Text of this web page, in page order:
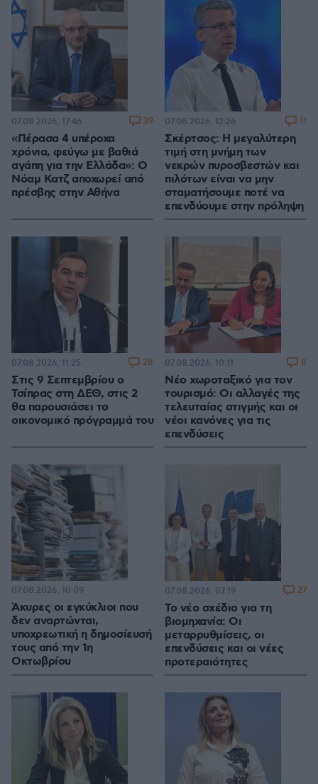
«Πέρασα 4 υπέροχα
χρόνια, φεύγω με βαθιά
αγάπη για την Ελλάδα»: Ο
Νόαμ Κατζ αποχωρεί από
πρέσβης στην Αθήνα
07.08.2026, 17:46 39
Σκέρτσος: Η μεγαλύτερη
τιμή στη μνήμη των
νεκρών πυροσβεστών και
πιλότων είναι να μην
σταματήσουμε ποτέ να
επενδύουμε στην πρόληψη
07.08.2026, 12:26 11
Στις 9 Σεπτεμβρίου ο
Τσίπρας στη ΔΕΘ, στις 2
θα παρουσιάσει το
οικονομικό πρόγραμμά του
07.08.2026, 11:25 28
Νέο χωροταξικό για τον
τουρισμό: Οι αλλαγές της
τελευταίας στιγμής και οι
νέοι κανόνες για τις
επενδύσεις
07.08.2026, 10:11 8
Άκυρες οι εγκύκλιοι που
δεν αναρτώνται,
υποχρεωτική η δημοσίευσή
τους από την 1η
Οκτωβρίου
07.08.2026, 10:09
Το νέο σχέδιο για τη
βιομηχανία: Οι
μεταρρυθμίσεις, οι
επενδύσεις και οι νέες
προτεραιότητες
07.08.2026, 07:19 27